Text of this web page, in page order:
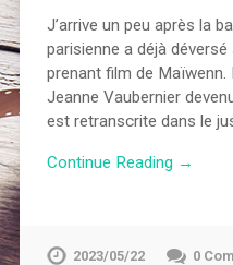
J’arrive un peu après la
parisienne a déjà
prenant film de Maïwenn.
Jeanne Vaubernier
est retranscrite dans le
Continue Reading →
2023/05/22 0